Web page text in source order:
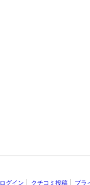
ログイン クチコミ投稿 プラ